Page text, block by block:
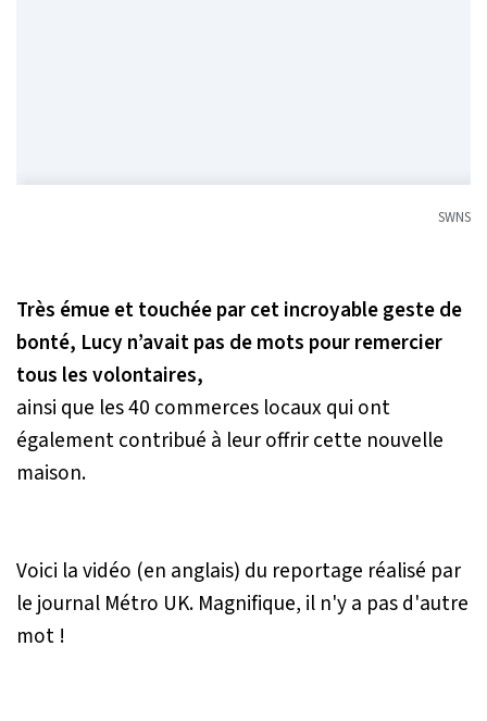
SWNS
Très émue et touchée par cet incroyable geste de
bonté, Lucy n’avait pas de mots pour remercier
tous les volontaires,
ainsi que les 40 commerces locaux qui ont
également contribué à leur offrir cette nouvelle
maison.
Voici la vidéo (en anglais) du reportage réalisé par
le journal Métro UK. Magnifique, il n'y a pas d'autre
mot !